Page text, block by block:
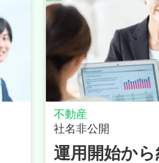
オーダースーツ
株式会社Ravさま
新規顧客3倍